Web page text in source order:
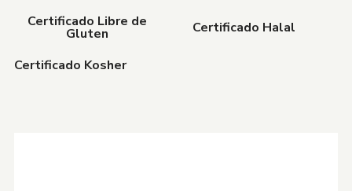
Certificado Libre de
Gluten Certificado Halal
Certificado Kosher